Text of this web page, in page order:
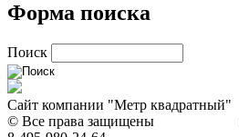
Форма поиска
Поиск
Сайт компании "Метр квадратный"
© Все права защищены